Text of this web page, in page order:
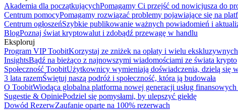
Akademia dla początkującychPomagamy Ci przejść od nowicjusza do
Centrum pomocyPomagamy rozwiązać problemy pojawiające się na
Centrum ogłoszeńSzybkie publikowanie ważnych powiadomień i
BlogPoznaj świat kryptowalut i zdobądź przewagę w handlu
Eksploruj
Program VIP ToobitKorzystaj ze zniżek na opłaty i wielu
InsightsBądź na bieżąco z najnowszymi wiadomościami ze świata krypto
Społeczność ToobitUżytkownicy wymieniają doświadczenia, dzielą się
3 lata razemŚwiętuj naszą podróż i społeczność, która ją budowała
O ToobitWiodąca globalna platforma nowej generacji usług
Sugestie & OpiniePodziel się pomysłami, by ulepszyć giełdę
Dowód RezerwZaufanie oparte na 100% rezerwach